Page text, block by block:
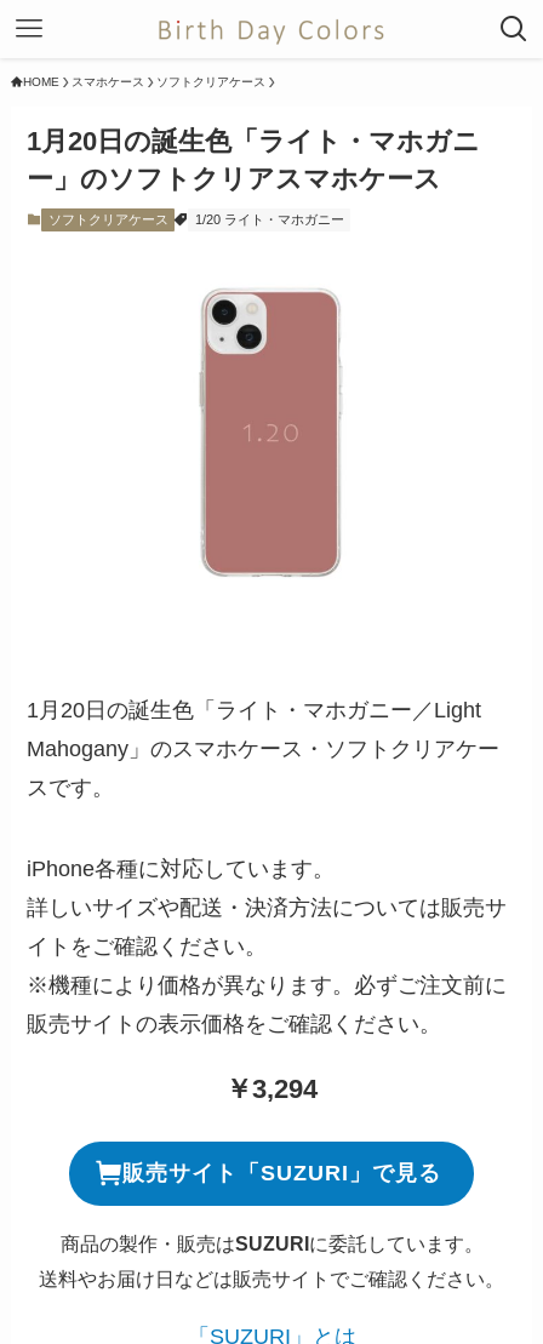
HOME スマホケース ソフトクリアケース
1月20日の誕生色「ライト・マホガニ
ー」のソフトクリアスマホケース
ソフトクリアケース 1/20 ライト・マホガニー
1月20日の誕生色「ライト・マホガニー／Light
Mahogany」のスマホケース・ソフトクリアケー
スです。
iPhone各種に対応しています。
詳しいサイズや配送・決済方法については販売サ
イトをご確認ください。
※機種により価格が異なります。必ずご注文前に
販売サイトの表示価格をご確認ください。
￥3,294
販売サイト「SUZURI」で見る
商品の製作・販売はSUZURI に委託しています。
送料やお届け日などは販売サイトでご確認ください。
「SUZURI」とは